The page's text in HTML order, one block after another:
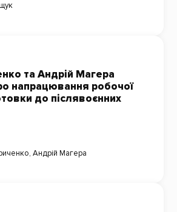
та Андрій Магера
напрацювання робочої
до післявоєнних
, Андрій Магера